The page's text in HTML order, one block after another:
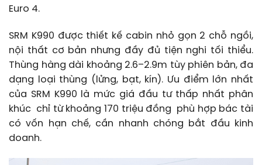
Euro 4.
SRM K990 được thiết kế cabin nhỏ gọn 2 chỗ ngồi,
nội thất cơ bản nhưng đầy đủ tiện nghi tối thiểu.
Thùng hàng dài khoảng 2.6–2.9m tùy phiên bản, đa
dạng loại thùng (lửng, bạt, kín). Ưu điểm lớn nhất
của SRM K990 là mức giá đầu tư thấp nhất phân
khúc chỉ từ khoảng 170 triệu đồng phù hợp bác tài
có vốn hạn chế, cần nhanh chóng bắt đầu kinh
doanh.